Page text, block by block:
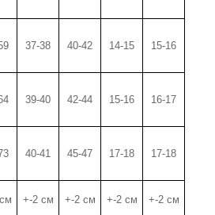
37-38 40-42 14-15 15-16
39-40 42-44 15-16 16-17
40-41 45-47 17-18 17-18
+-2 см +-2 см +-2 см +-2 см